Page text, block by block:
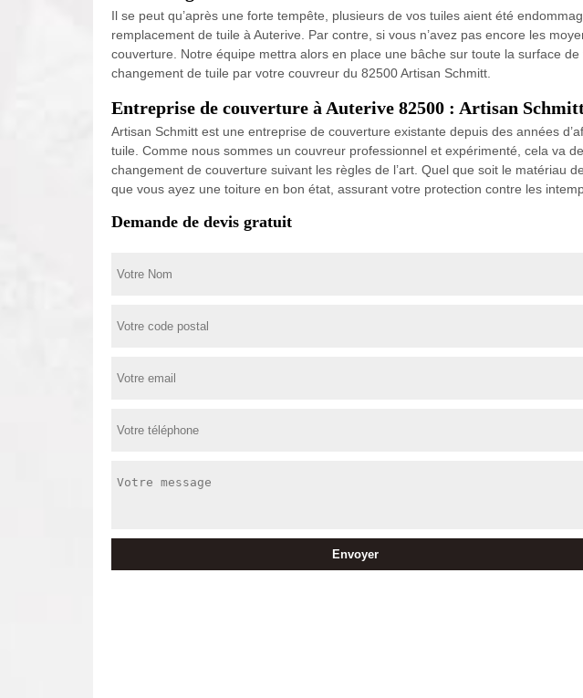
Il se peut qu’après une forte tempête, plusieurs de vos tuiles aient été
remplacement de tuile à Auterive. Par contre, si vous n’avez pas encore les
couverture. Notre équipe mettra alors en place une bâche sur toute la surface
changement de tuile par votre couvreur du 82500 Artisan Schmitt.
Entreprise de couverture à Auterive 82500 : Artisan
Artisan Schmitt est une entreprise de couverture existante depuis des années
tuile. Comme nous sommes un couvreur professionnel et expérimenté, cela va
changement de couverture suivant les règles de l’art. Quel que soit le matériau
que vous ayez une toiture en bon état, assurant votre protection contre les
Demande de devis gratuit